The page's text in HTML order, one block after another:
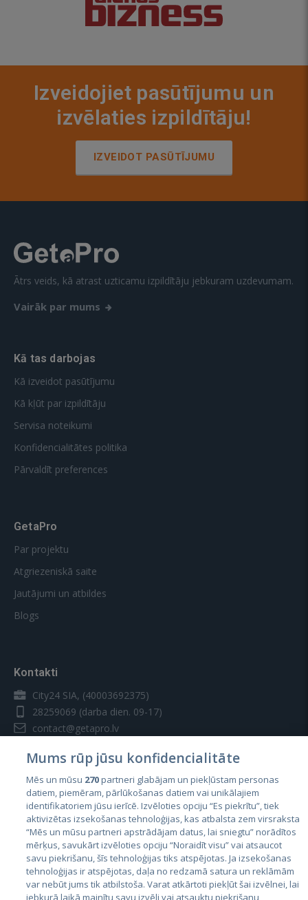
Izveidojiet pasūtījumu un
izvēlaties izpildītāju!
IZVEIDOT PASŪTĪJUMU
Ātrs veids, kā atrast uzticamu izpildītāju jebkuram uzdevumam.
Vairāk par mums
Kā tas darbojas
Kā izveidot pasūtījumu
Kā kļūt par izpildītāju
Servisa noteikumi
Konfidencialitātes politika
Pārvaldīt preferences
GetaPro
Par projektu
Atgriezeniskā saite
Jautājumi un atbildes
Blogs
Kontakti
City24 SIA, (40003692375)
28259069 (darba dien. 09-17)
contact@getapro.lv
Valstis
Igaunija
Latvija
Lietuva
Mums rūp jūsu konfidencialitāte
Mēs un mūsu 270partneri glabājam un piekļūstam personas
datiem, piemēram, pārlūkošanas datiem vai unikālajiem
identifikatoriem jūsu ierīcē. Izvēloties opciju “Es piekrītu”, tiek
aktivizētas izsekošanas tehnoloģijas, kas atbalsta zem virsraksta
“Mēs un mūsu partneri apstrādājam datus, lai sniegtu” norādītos
mērķus, savukārt izvēloties opciju “Noraidīt visu” vai atsaucot
savu piekrišanu, šīs tehnoloģijas tiks atspējotas. Ja izsekošanas
tehnoloģijas ir atspējotas, daļa no redzamā satura un reklāmām
var nebūt jums tik atbilstoša. Varat atkārtoti piekļūt šai izvēlnei, lai
jebkurā laikā mainītu savu izvēli vai atsauktu piekrišanu,